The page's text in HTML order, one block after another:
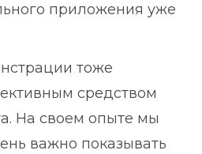
приложения уже
тоже
средством
На своем опыте мы
важно показывать